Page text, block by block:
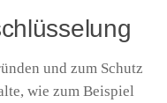
und zum Schutz
wie zum Beispiel